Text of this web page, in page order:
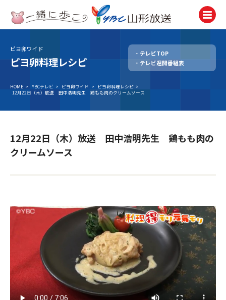
テレビ
TV
ラジオ
Radio
アナウンサー
Announcer
試写会・プレゼント
Present
ＹＢＣオンデマンド
やまがた情熱市場
ピヨ卵ワイド
ピヨ卵料理レシピ
テレビTOP
テレビ週間番組表
HOME > YBCテレビ > ピヨ卵ワイド > ピヨ卵料理レシピ >
12月22日（木）放送 田中浩明先生 鶏もも肉のクリームソース
12月22日（木）放送 田中浩明先生 鶏もも肉の
クリームソース